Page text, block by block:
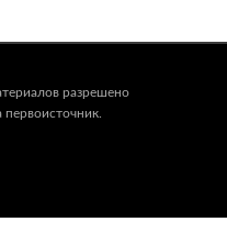
разрешено